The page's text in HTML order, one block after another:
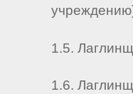
1.5.
1.6.